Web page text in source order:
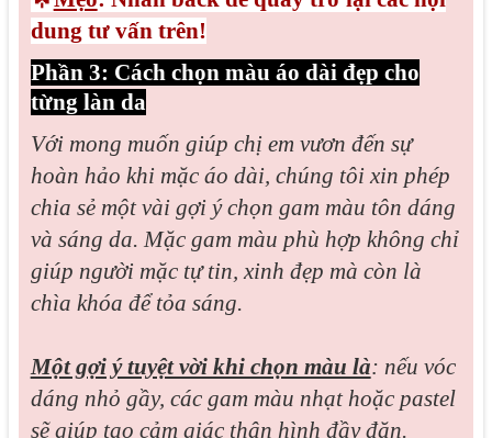
dung tư vấn trên!
Phần 3: Cách chọn màu áo dài đẹp cho
từng làn da
Với mong muốn giúp chị em vươn đến sự
hoàn hảo khi mặc áo dài, chúng tôi xin phép
chia sẻ một vài gợi ý chọn gam màu tôn dáng
và sáng da. Mặc gam màu phù hợp không chỉ
giúp người mặc tự tin, xinh đẹp mà còn là
chìa khóa để tỏa sáng.
Một gợi ý tuyệt vời khi chọn màu là: nếu vóc
dáng nhỏ gầy, các gam màu nhạt hoặc pastel
sẽ giúp tạo cảm giác thân hình đầy đặn.